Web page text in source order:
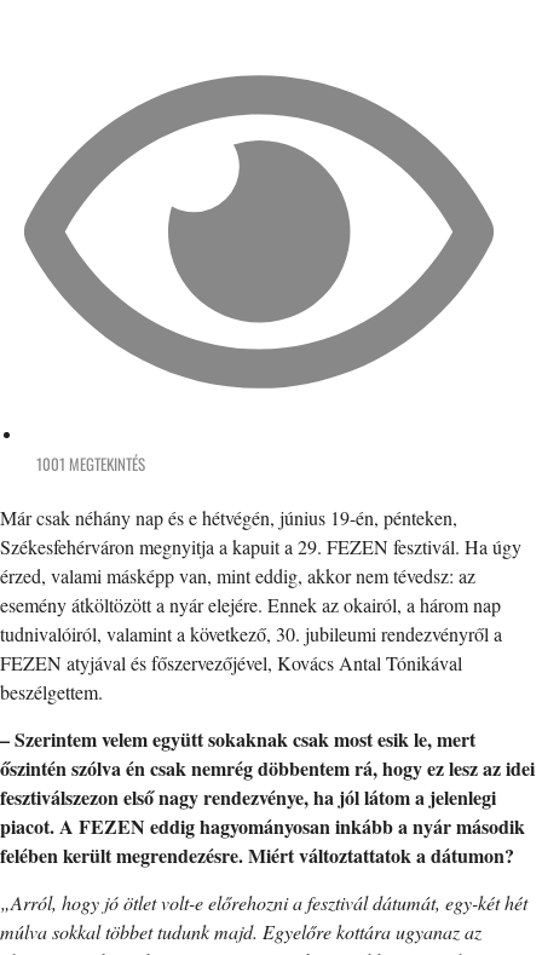
1001 MEGTEKINTÉS
Már csak néhány nap és e hétvégén, június 19-én, pénteken,
Székesfehérváron megnyitja a kapuit a 29. FEZEN fesztivál. Ha úgy
érzed, valami másképp van, mint eddig, akkor nem tévedsz: az
esemény átköltözött a nyár elejére. Ennek az okairól, a három nap
tudnivalóiról, valamint a következő, 30. jubileumi rendezvényről a
FEZEN atyjával és főszervezőjével, Kovács Antal Tónikával
beszélgettem.
– Szerintem velem együtt sokaknak csak most esik le, mert
őszintén szólva én csak nemrég döbbentem rá, hogy ez lesz az idei
fesztiválszezon első nagy rendezvénye, ha jól látom a jelenlegi
piacot. A FEZEN eddig hagyományosan inkább a nyár második
felében került megrendezésre. Miért változtattatok a dátumon?
„Arról, hogy jó ötlet volt-e előrehozni a fesztivál dátumát, egy-két hét
múlva sokkal többet tudunk majd. Egyelőre kottára ugyanaz az